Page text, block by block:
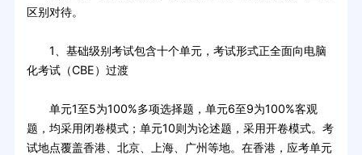
区别对待。
1、基础级别考试包含十个单元，考试形式正全面向电脑
化考试（CBE）过渡
单元1至5为100%多项选择题，单元6至9为100%客观
题，均采用闭卷模式；单元10则为论述题，采用开卷模式。考
试地点覆盖香港、北京、上海、广州等地。在香港，应考单元